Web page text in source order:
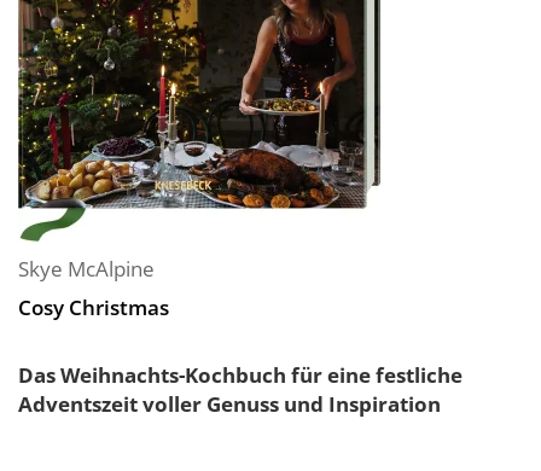
Skye McAlpine
Cosy Christmas
Das Weihnachts-Kochbuch für eine festliche
Adventszeit voller Genuss und Inspiration